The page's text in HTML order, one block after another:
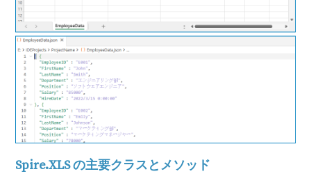
Spire.XLS の主要クラスとメソッド